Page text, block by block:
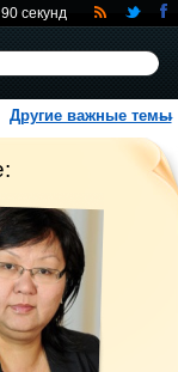
90 секунд
Другие важные темы